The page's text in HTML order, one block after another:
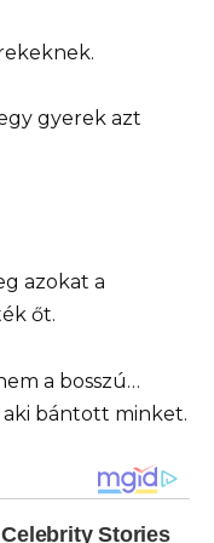
gyerek azt
azokat a
őt.
a bosszú…
aki bántott minket.